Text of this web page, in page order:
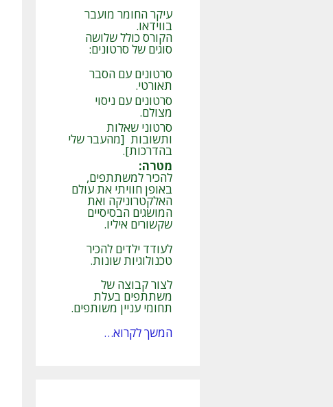
עיקר החומר מועבר
בווידאו.
הקורס כולל שלושה
סוגים של סרטונים:
סרטונים עם הסבר
תאורטי.
סרטונים עם ניסוי
מצולם.
סרטוני שאלות
ותשובות [מהעבר שלי
בהדרכות].
מטרה:
להכיר למשתתפים,
באופן חוויתי את עולם
האלקטרוניקה ואת
המושגים הבסיסיים
שקשורים איליו.
לעודד ילדים להכיר
טכנולוגיות שונות.
לצור קבוצה של
משתתפים בעלת
תחומי עניין משותפים.
המשך לקרוא…